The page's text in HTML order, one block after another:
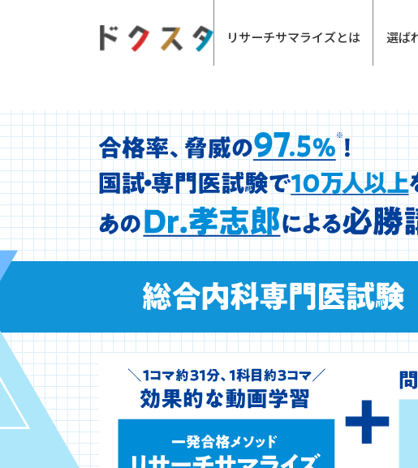
リサーチサマライズとは 選ば